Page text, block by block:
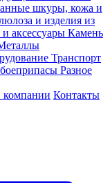
шкуры, кожа и
и изделия из
аксессуары Камень
Транспорт
Разное
Контакты